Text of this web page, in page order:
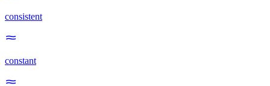
consistent
constant